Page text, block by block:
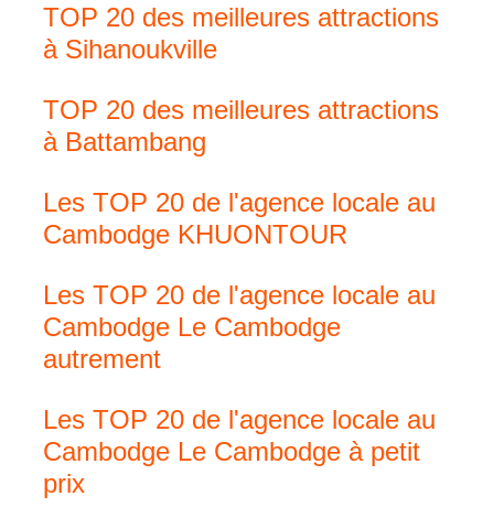
TOP 20 des meilleures attractions
à Sihanoukville
TOP 20 des meilleures attractions
à Battambang
Les TOP 20 de l'agence locale au
Cambodge KHUONTOUR
Les TOP 20 de l'agence locale au
Cambodge Le Cambodge
autrement
Les TOP 20 de l'agence locale au
Cambodge Le Cambodge à petit
prix